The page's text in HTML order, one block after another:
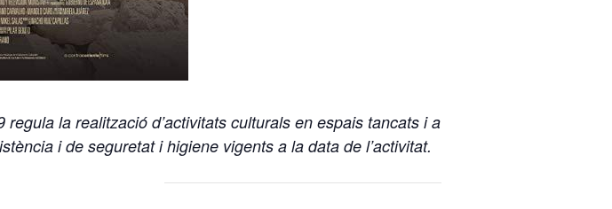
la realització d’activitats culturals en espais tancats i a
i de seguretat i higiene vigents a la data de l’activitat.